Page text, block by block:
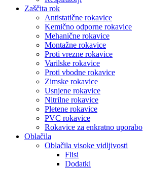
Zaščita rok
Antistatične rokavice
Kemično odporne rokavice
Mehanične rokavice
Montažne rokavice
Proti vrezne rokavice
Varilske rokavice
Proti vbodne rokavice
Zimske rokavice
Usnjene rokavice
Nitrilne rokavice
Pletene rokavice
PVC rokavice
Rokavice za enkratno uporabo
Oblačila
Oblačila visoke vidljivosti
Flisi
Dodatki